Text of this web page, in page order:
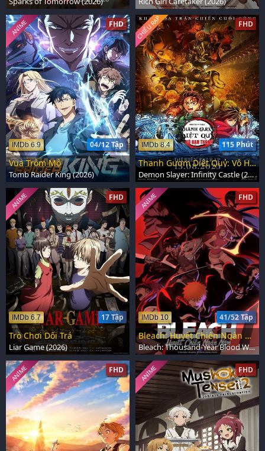
FHD
04/12 Tập
IMDb 6.9
ANIME
Vua Trộm Mộ
Tomb Raider King (2026)
FHD
115 Phút
IMDb 8.4
CHIẾU RẠP
Thanh Gươm Diệt Quỷ: Vô Hạn Thành
Demon Slayer: Infinity Castle (2025)
FHD
17 Tập
IMDb 6.7
ANIME
Trò Chơi Dối Trá
Liar Game (2026)
FHD
41/52 Tập
IMDb 10
ANIME
Bleach: Huyết Chiến Ngàn Năm
Bleach: Thousand-Year Blood War (2022)
FHD
ANIME FHD
ANIME